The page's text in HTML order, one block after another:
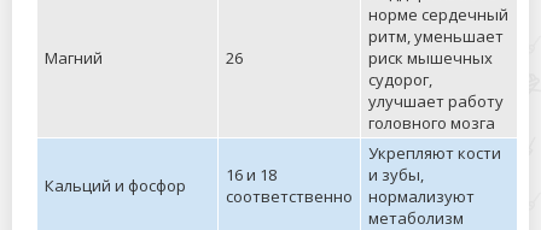
Магний 26
норме сердечный
ритм, уменьшает
риск мышечных
судорог,
улучшает работу
головного мозга
Кальций и фосфор
16 и 18
соответственно
Укрепляют кости
и зубы,
нормализуют
метаболизм